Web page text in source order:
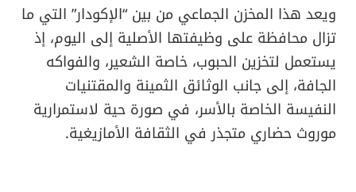
ويعد هذا المخزن الجماعي من بين “الإكودار” التي ما
تزال محافظة على وظيفتها الأصلية إلى اليوم، إذ
يستعمل لتخزين الحبوب، خاصة الشعير، والفواكه
الجافة، إلى جانب الوثائق الثمينة والمقتنيات
النفيسة الخاصة بالأسر، في صورة حية لاستمرارية
موروث حضاري متجذر في الثقافة الأمازيغية.